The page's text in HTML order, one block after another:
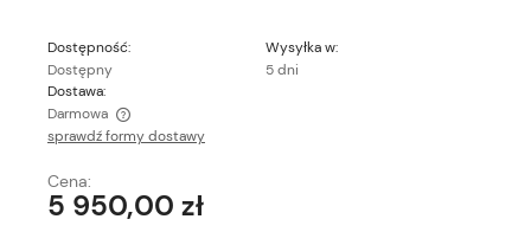
Dostępność:
Dostępny
Wysyłka w:
5 dni
Dostawa:
Darmowa
Cena nie zawiera ewentualnych kosztów płatności
sprawdź formy dostawy
Cena:
5 950,00 zł